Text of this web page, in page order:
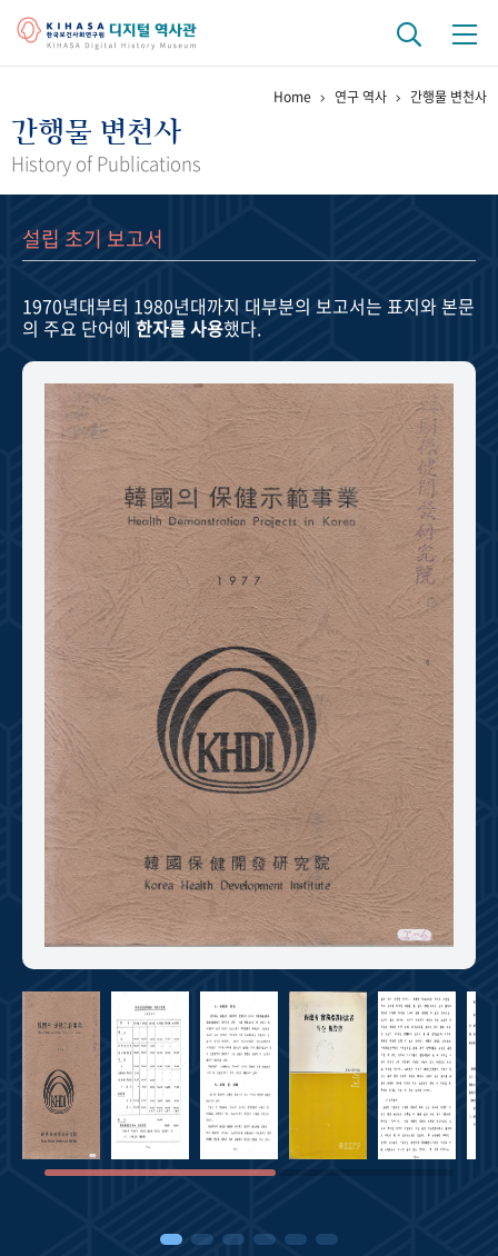
걸어온 길 기관 변천사
정책과 연구 키워드로 보는 연구 역사
연구자들
기록물 아카이브
사진 아카이브 문서 기록물 행정박물 영상 기록물
주년 기념
성과 50선 숫자로 보는 50년 50+1주년 광장
세계와 함께 한 KIHASA
VR 역사관
Home 연구 역사 간행물 변천사
간행물 변천사
History of Publications
설립 초기 보고서
1970년대부터 1980년대까지 대부분의 보고서는 표지와 본문
의 주요 단어에 한자를 사용했다.